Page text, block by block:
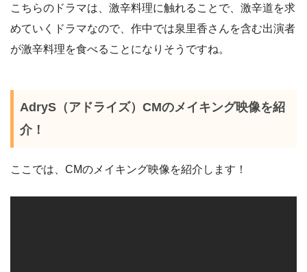
こちらのドラマは、激辛料理に触れることで、激辛道を求
めていくドラマなので、作中では泉里香さんを含む出演者
が激辛料理を食べることになりそうですね。
AdryS（アドライズ）CMのメイキング映像を紹
介！
ここでは、CMのメイキング映像を紹介します！